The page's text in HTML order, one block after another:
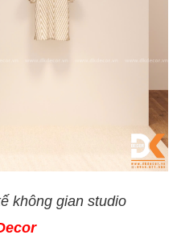
không gian studio